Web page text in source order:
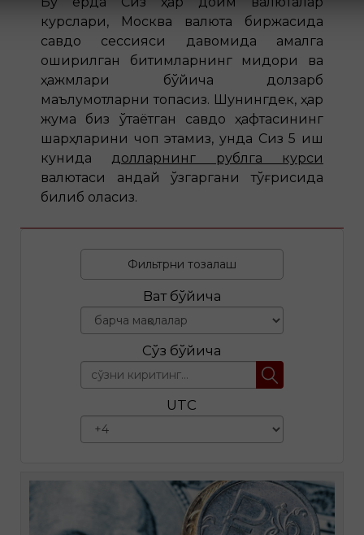
курслари, Москва валюта биржасида
савдо сессияси давомида амалга
оширилган битимларнинг миқдори ва
ҳажмлари бўйича долзарб
маълумотларни топасиз. Шунингдек, ҳар
жума биз ўтаётган савдо ҳафтасининг
шарҳларини чоп этамиз, унда Сиз 5 иш
кунида долларнинг рублга курси
валютаси қандай ўзгаргани тўғрисида
билиб оласиз.
Фильтрни тозалаш
Вақт бўйича
Сўз бўйича
UTC